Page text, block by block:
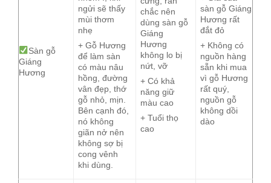
Sàn gỗ
Giáng
Hương
ngửi sẽ thấy
mùi thơm
nhẹ
+ Gỗ Hương
để làm sàn
có màu nâu
hồng, đường
vân đẹp, thớ
gỗ nhỏ, mịn.
Bên cạnh đó,
nó không
giãn nở nên
không sợ bị
cong vênh
khi dùng.
chắc nên
dùng sàn gỗ
Giáng
Hương
không lo bị
nứt, vỡ
+ Có khả
năng giữ
màu cao
+ Tuổi thọ
cao
sàn gỗ Giáng
Hương rất
đắt đỏ
+ Không có
nguồn hàng
sẵn khi mua
vì gỗ Hương
rất quý,
nguồn gỗ
không dồi
dào